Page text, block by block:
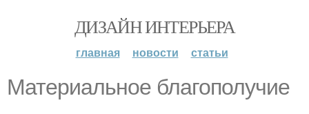
ДИЗАЙН ИНТЕРЬЕРА
главная новости статьи
Материальное благополучие